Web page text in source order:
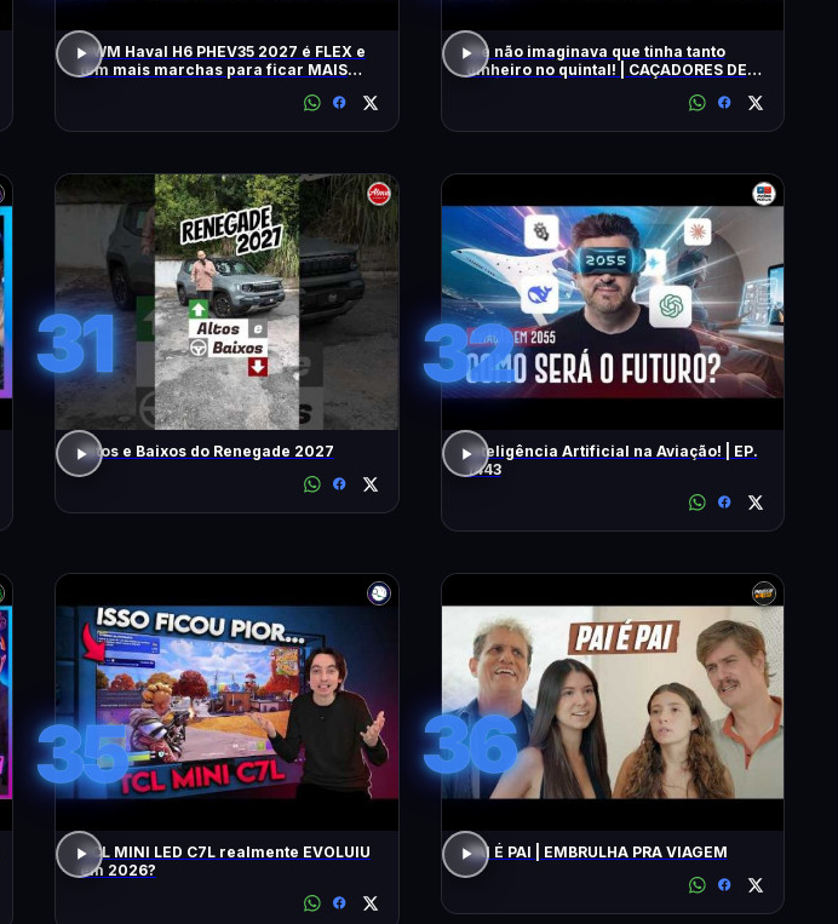
GWM Haval H6 PHEV35 2027 é FLEX e
tem mais marchas para ficar MAIS
Ele não imaginava que tinha tanto
dinheiro no quintal! | CAÇADORES DE
31
Altos e Baixos do Renegade 2027
32
Inteligência Artificial na Aviação! | EP.
1443
35
TCL MINI LED C7L realmente EVOLUIU
em 2026?
36
PAI É PAI | EMBRULHA PRA VIAGEM